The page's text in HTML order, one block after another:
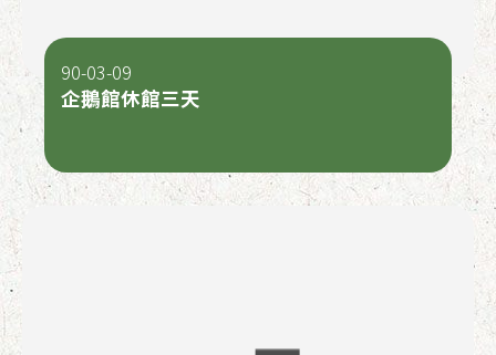
企鵝館休館三天
90-03-09